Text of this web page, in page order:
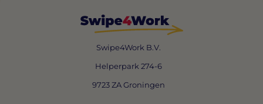
Swipe4Work B.V.
Helperpark 274-6
9723 ZA Groningen